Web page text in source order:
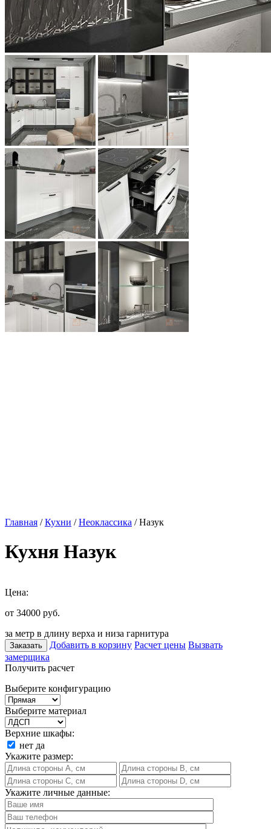
Главная /Кухни /Неоклассика / Назук
Кухня Назук
Цена:
от 34000 руб.
за метр в длину верха и низа гарнитура
Заказать Добавить в корзину Расчет цены Вызвать
замерщика
Получить расчет
Выберите конфигурацию
Выберите материал
Верхние шкафы:
нет да
Укажите размер:
Укажите личные данные: